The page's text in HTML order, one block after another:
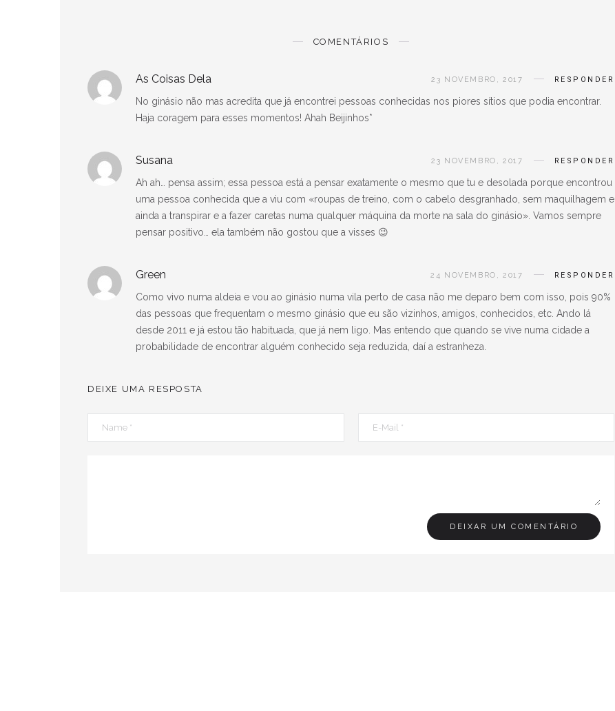
COMENTÁRIOS
As Coisas Dela 23 NOVEMBRO, 2017 RESPONDER
No ginásio não mas acredita que já encontrei pessoas conhecidas nos piores sítios que podia encontrar.
Haja coragem para esses momentos! Ahah Beijinhos*
Susana 23 NOVEMBRO, 2017 RESPONDER
Ah ah… pensa assim; essa pessoa está a pensar exatamente o mesmo que tu e desolada porque encontrou
uma pessoa conhecida que a viu com «roupas de treino, com o cabelo desgranhado, sem maquilhagem e
ainda a transpirar e a fazer caretas numa qualquer máquina da morte na sala do ginásio». Vamos sempre
pensar positivo… ela também não gostou que a visses 😉
Green 24 NOVEMBRO, 2017 RESPONDER
Como vivo numa aldeia e vou ao ginásio numa vila perto de casa não me deparo bem com isso, pois 90%
das pessoas que frequentam o mesmo ginásio que eu são vizinhos, amigos, conhecidos, etc. Ando lá
desde 2011 e já estou tão habituada, que já nem ligo. Mas entendo que quando se vive numa cidade a
probabilidade de encontrar alguém conhecido seja reduzida, daí a estranheza.
DEIXE UMA RESPOSTA